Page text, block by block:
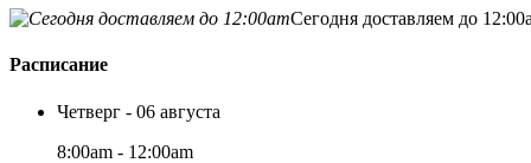
Сегодня доставляем до
Расписание
Четверг - 06 августа
8:00am - 12:00am